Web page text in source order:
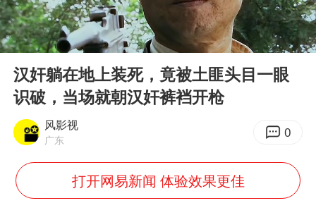
台风白海豚可能在浙江登陆
因凡蒂诺首次公开道歉
《Monica》填词人黎彼得去世
人贩子“梅姨”真实姓名曝光
谷歌首席科学家Jeff Dean离职创业
蜜雪冰城员工抽烟收银 门店现已停业
Play
00:00 00:49
汉奸躺在地上装死，竟被土匪头目一眼
识破，当场就朝汉奸裤裆开枪
风影视
广东 0
打开网易新闻 体验效果更佳